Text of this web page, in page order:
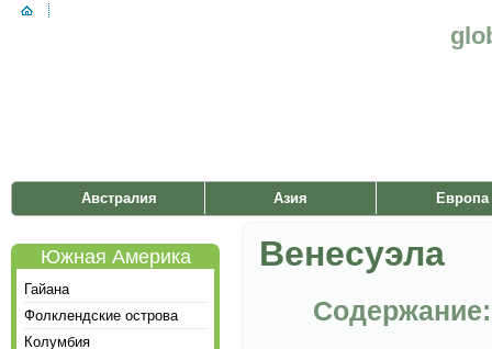
Австралия Азия Европа
Южная Америка
Гайана
Фолклендские острова
Колумбия
Венесуэла
Содержание: